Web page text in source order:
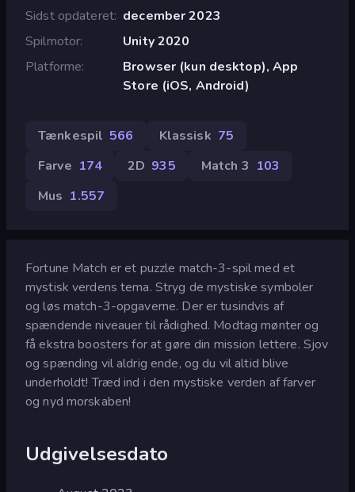
Sidst opdateret december 2023
Spilmotor
Unity 2020
Platforme
Browser (kun desktop), App
Store (iOS, Android)
Tænkespil 566 Klassisk 75
Farve 174 2D 935 Match 3 103
Mus 1.557
Fortune Match er et puzzle match-3-spil med et
mystisk verdens tema. Stryg de mystiske symboler
og løs match-3-opgaverne. Der er tusindvis af
spændende niveauer til rådighed. Modtag mønter og
få ekstra boosters for at gøre din mission lettere. Sjov
og spænding vil aldrig ende, og du vil altid blive
underholdt! Træd ind i den mystiske verden af farver
og nyd morskaben!
Udgivelsesdato